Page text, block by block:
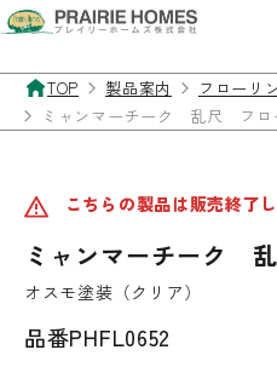
TOP 製品案内
フローリ
ミャンマーチーク 乱尺 フロ
こちらの製品は販売終了
ミャンマーチーク
オスモ塗装（クリア）
品番PHFL0652